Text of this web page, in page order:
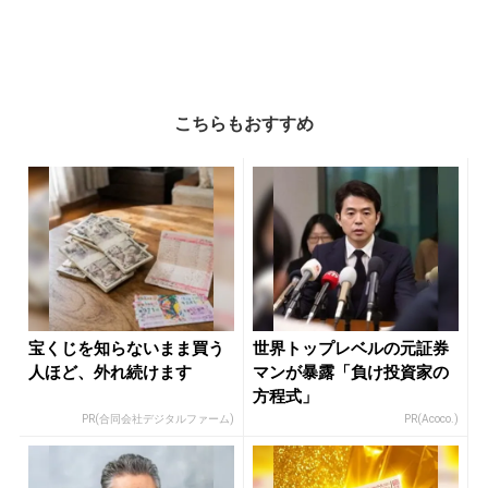
こちらもおすすめ
宝くじを知らないまま買う
人ほど、外れ続けます
PR(合同会社デジタルファーム)
世界トップレベルの元証券
マンが暴露「負け投資家の
方程式」
PR(Acoco.)